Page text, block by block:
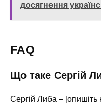
досягнення
FAQ
Що таке Сергій
Сергій Либа – [опишіть